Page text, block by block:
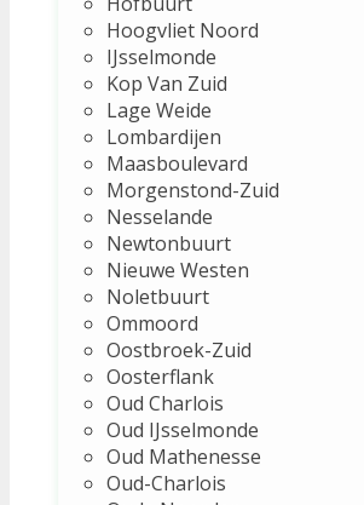
Hoogvliet Noord
IJsselmonde
Kop Van Zuid
Lage Weide
Lombardijen
Maasboulevard
Morgenstond-Zuid
Nesselande
Newtonbuurt
Nieuwe Westen
Noletbuurt
Ommoord
Oostbroek-Zuid
Oosterflank
Oud Charlois
Oud IJsselmonde
Oud Mathenesse
Oud-Charlois